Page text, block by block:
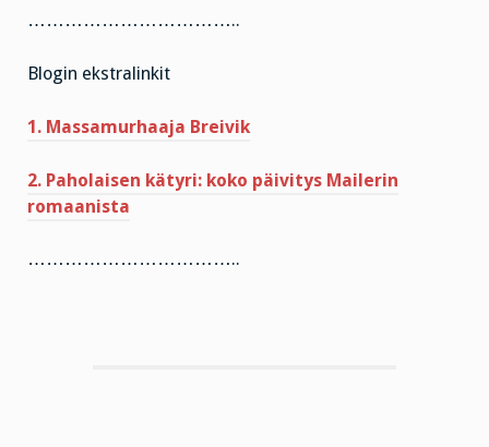
……………………………..
Blogin ekstralinkit
1. Massamurhaaja Breivik
2. Paholaisen kätyri: koko päivitys Mailerin
romaanista
……………………………..